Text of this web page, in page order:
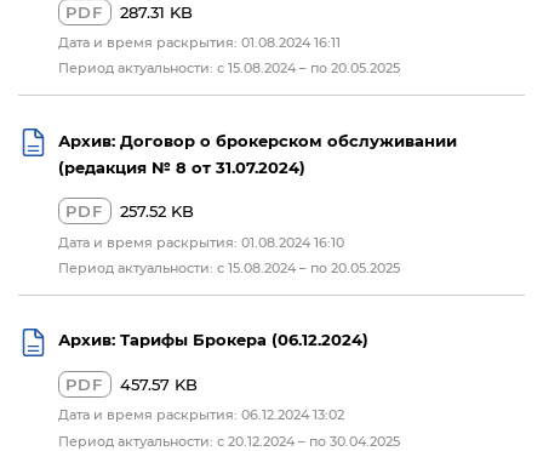
PDF 287.31 KB
Дата и время раскрытия: 01.08.2024 16:11
Период актуальности: с 15.08.2024 – по 20.05.2025
Архив: Договор о брокерском обслуживании
(редакция № 8 от 31.07.2024)
PDF 257.52 KB
Дата и время раскрытия: 01.08.2024 16:10
Период актуальности: с 15.08.2024 – по 20.05.2025
Архив: Тарифы Брокера (06.12.2024)
PDF 457.57 KB
Дата и время раскрытия: 06.12.2024 13:02
Период актуальности: с 20.12.2024 – по 30.04.2025